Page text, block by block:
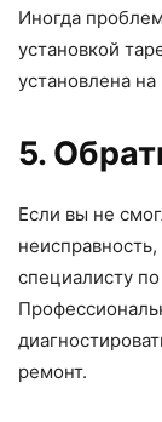
Иногда
установкой
установлена
5.
Если вы не
специалисту
ремонт.